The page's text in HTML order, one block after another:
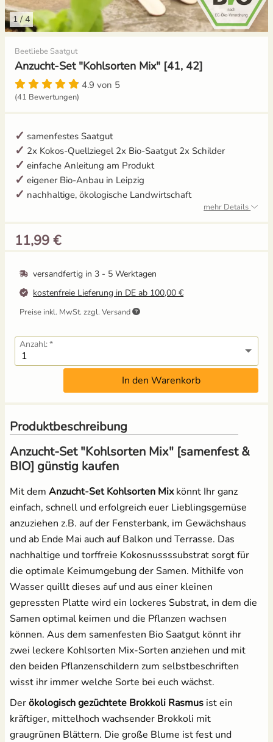
1/ 4
Beetliebe Saatgut
Anzucht-Set "Kohlsorten Mix" [41, 42]
4.9 von 5
(41 Bewertungen)
samenfestes Saatgut
2x Kokos-Quellziegel 2x Bio-Saatgut 2x Schilder
einfache Anleitung am Produkt
eigener Bio-Anbau in Leipzig
nachhaltige, ökologische Landwirtschaft
mehr Details
11,99 €
versandfertig in3 - 5 Werktagen
kostenfreie Lieferung in DE ab 100,00 €
Preise inkl. MwSt. zzgl. Versand
Anzahl:
In den Warenkorb
Produktbeschreibung
Anzucht-Set "Kohlsorten Mix" [samenfest &
BIO] günstig kaufen
Mit dem Anzucht-Set Kohlsorten Mixkönnt Ihr ganz
einfach, schnell und erfolgreich euer Lieblingsgemüse
anzuziehen z.B. auf der Fensterbank, im Gewächshaus
und ab Ende Mai auch auf Balkon und Terrasse. Das
nachhaltige und torffreie Kokosnussssubstrat sorgt für
die optimale Keimumgebung der Samen. Mithilfe von
Wasser quillt dieses auf und aus einer kleinen
gepressten Platte wird ein lockeres Substrat, in dem die
Samen optimal keimen und die Pflanzen wachsen
können. Aus dem samenfesten Bio Saatgut könnt ihr
zwei leckere Kohlsorten Mix-Sorten anziehen und mit
den beiden Pflanzenschildern zum selbstbeschriften
wisst ihr immer welche Sorte bei euch wächst.
Derökologisch gezüchtete Brokkoli Rasmus ist ein
kräftiger, mittelhoch wachsender Brokkoli mit
graugrünen Blättern. Die große Blume ist fest und
Gelbe Tomaten
Gewächshaustomaten
Grüne Tomaten
Ochsenherztomaten
Orangene Tomaten
Robuste Tomatensorten
Romatomaten
Russische Tomaten
Tomaten für Tomatenhaus
Tomatensamen Set
Aussaat und Anzucht im Dezember
Aussaat und Anzucht im Juli
Aussaat und Anzucht im Juni